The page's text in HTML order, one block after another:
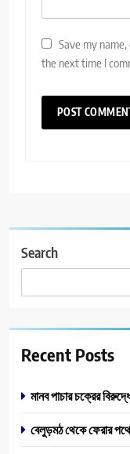
Save my
the next time I
Search
Recent Posts
মানব পাচার চক্রের
বেলুড়মঠ থেকে ফেরার